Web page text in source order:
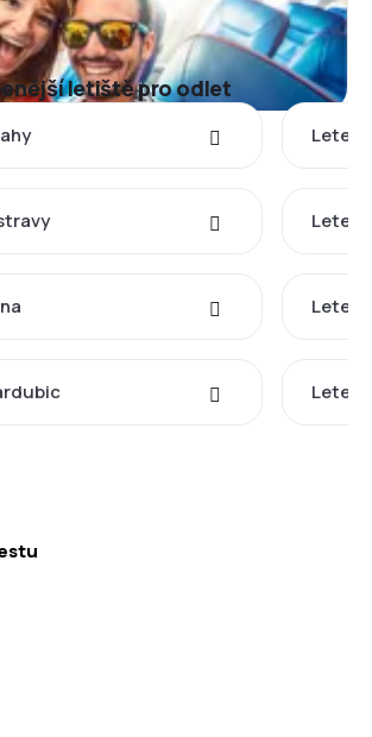
letiště pro odlet